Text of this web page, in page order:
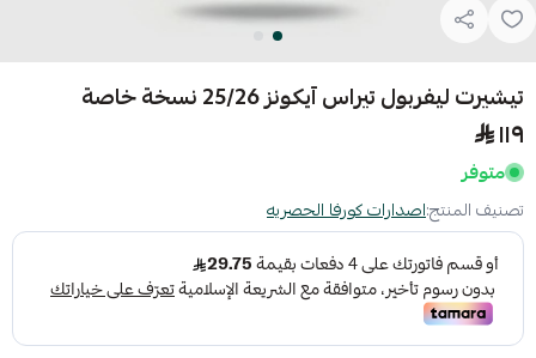
تيشيرت ليفربول تيراس آيكونز 25/26 نسخة خاصة
١١٩
متوفر
تصنيف المنتج:اصدارات كورفا الحصريه